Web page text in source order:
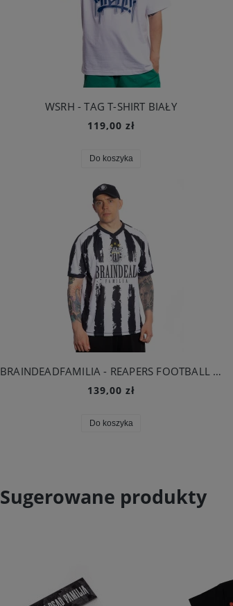
WSRH - TAG T-SHIRT BIAŁY
119,00 zł
Do koszyka
BRAINDEADFAMILIA - REAPERS FOOTBALL SHIRT HOME
139,00 zł
Do koszyka
Sugerowane produkty